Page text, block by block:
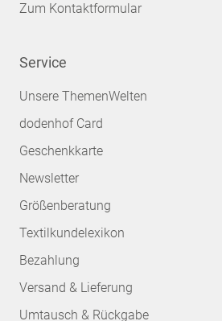
Zum Kontaktformular
Service
Unsere ThemenWelten
dodenhof Card
Geschenkkarte
Newsletter
Größenberatung
Textilkundelexikon
Bezahlung
Versand & Lieferung
Umtausch & Rückgabe